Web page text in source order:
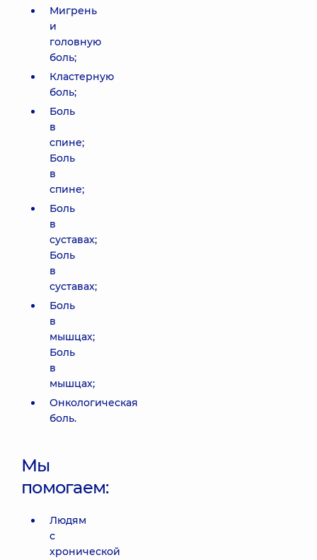
Мигрень
и
головную
боль;
Кластерную
боль;
Боль
в
спине;
Боль
в
спине;
Боль
в
суставах;
Боль
в
суставах;
Боль
в
мышцах;
Боль
в
мышцах;
Онкологическая
боль.
Мы
помогаем:
Людям
с
хронической